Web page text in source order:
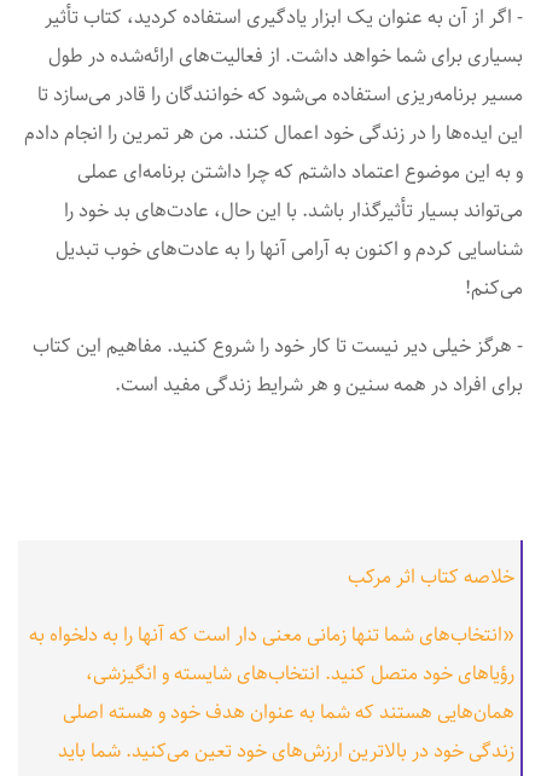
- اگر از آن به عنوان یک ابزار یادگیری استفاده کردید، کتاب تأثیر
بسیاری برای شما خواهد داشت. از فعالیت‌های ارائه‌شده در طول
مسیر برنامه‌ریزی استفاده می‌شود که خوانندگان را قادر می‌سازد تا
این ایده‌ها را در زندگی خود اعمال کنند. من هر تمرین را انجام دادم
و به این موضوع اعتماد داشتم که چرا داشتن برنامه‌ای عملی
می‌تواند بسیار تأثیرگذار باشد. با این حال، عادت‌های بد خود را
شناسایی کردم و اکنون به آرامی آنها را به عادت‌های خوب تبدیل
می‌کنم!
- هرگز خیلی دیر نیست تا کار خود را شروع کنید. مفاهیم این کتاب
برای افراد در همه سنین و هر شرایط زندگی مفید است.
خلاصه کتاب اثر مرکب
«انتخاب‌های شما تنها زمانی معنی دار است که آنها را به دلخواه به
رؤیاهای خود متصل کنید. انتخاب‌های شایسته و انگیزشی،
همان‌هایی هستند که شما به عنوان هدف خود و هسته اصلی
زندگی خود در بالاترین ارزش‌های خود تعین می‌کنید. شما باید